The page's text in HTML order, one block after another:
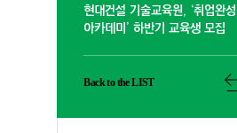
현대건설 기술교육원, ‘취업완성
아카데미’ 하반기 교육생 모집
Back to the LIST